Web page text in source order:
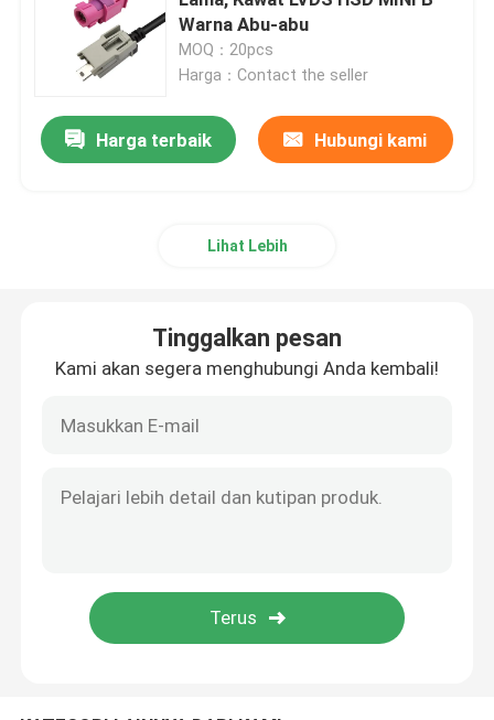
Konektor Mini FAKRA
Majelis Kabel HSD
Adaptor Antena FAKRA
Konektor Kabel FAKRA
Warna Abu-abu
MOQ：20pcs
Harga：Contact the seller
Harga terbaik Hubungi kami
Lihat Lebih
Tinggalkan pesan
Kami akan segera menghubungi Anda kembali!